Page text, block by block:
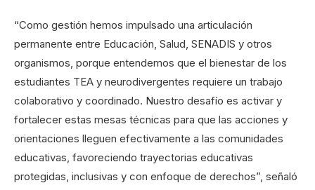
“Como gestión hemos impulsado una articulación
permanente entre Educación, Salud, SENADIS y otros
organismos, porque entendemos que el bienestar de los
estudiantes TEA y neurodivergentes requiere un trabajo
colaborativo y coordinado. Nuestro desafío es activar y
fortalecer estas mesas técnicas para que las acciones y
orientaciones lleguen efectivamente a las comunidades
educativas, favoreciendo trayectorias educativas
protegidas, inclusivas y con enfoque de derechos”, señaló